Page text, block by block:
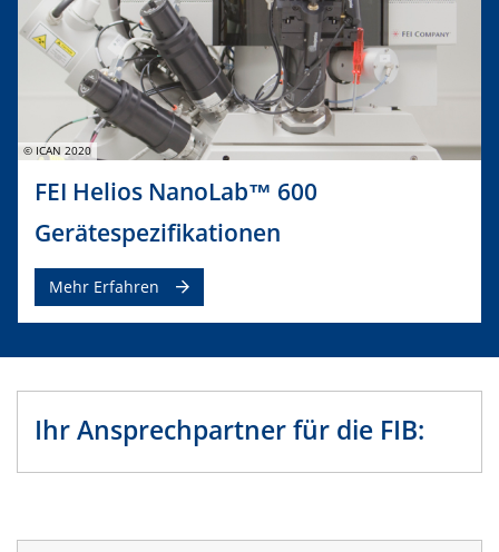
© ICAN 2020
FEI Helios NanoLab™ 600
Gerätespezifikationen
Mehr Erfahren
Ihr Ansprechpartner für die FIB: